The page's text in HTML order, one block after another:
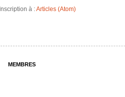
Inscription à :Articles (Atom)
MEMBRES